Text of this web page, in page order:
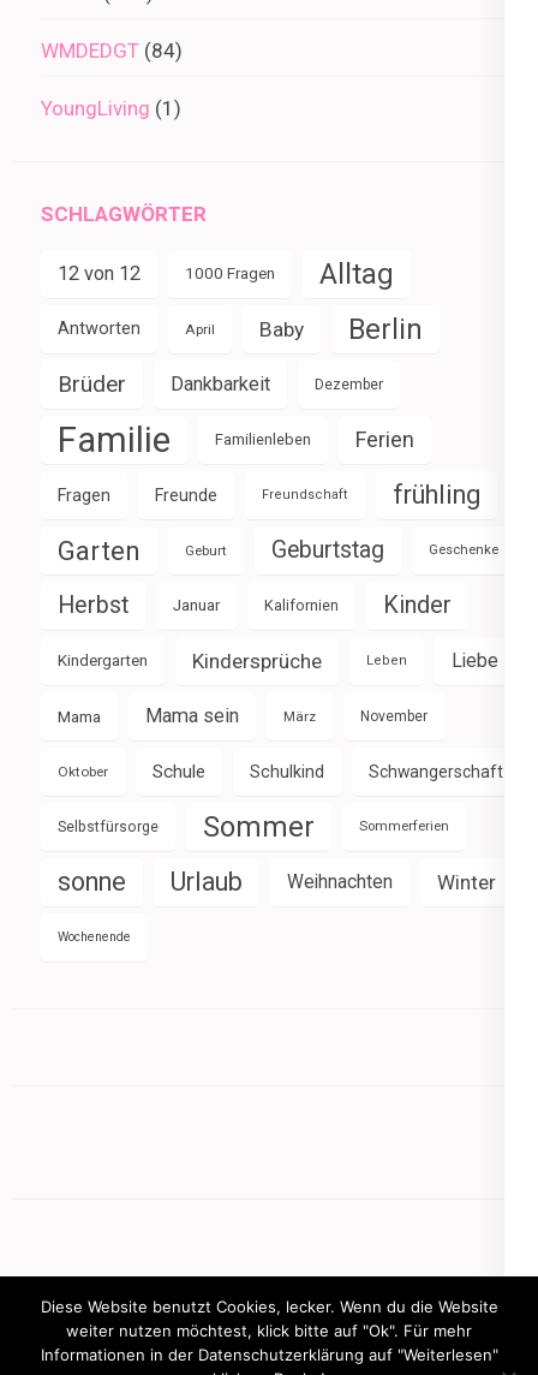
WMDEDGT (84)
YoungLiving (1)
SCHLAGWÖRTER
12 von 12 1000 Fragen Alltag
Antworten April Baby Berlin
Brüder Dankbarkeit Dezember
Familie Familienleben Ferien
Fragen Freunde Freundschaft frühling
Garten Geburt Geburtstag Geschenke
Herbst Januar Kalifornien Kinder
Kindergarten Kindersprüche Leben Liebe
Mama Mama sein März November
Oktober Schule Schulkind Schwangerschaft
Selbstfürsorge Sommer Sommerferien
sonne Urlaub Weihnachten Winter
Wochenende
Diese Website benutzt Cookies, lecker. Wenn du die Website
weiter nutzen möchtest, klick bitte auf "Ok". Für mehr
Informationen in der Datenschutzerklärung auf "Weiterlesen"